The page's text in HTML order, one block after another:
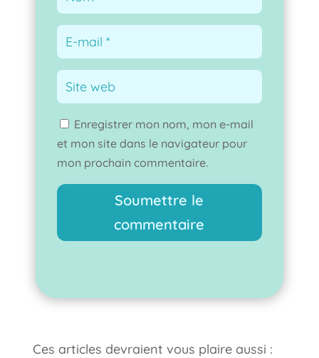
Enregistrer mon nom, mon e-mail
et mon site dans le navigateur pour
mon prochain commentaire.
Soumettre le
commentaire
Ces articles devraient vous plaire aussi :